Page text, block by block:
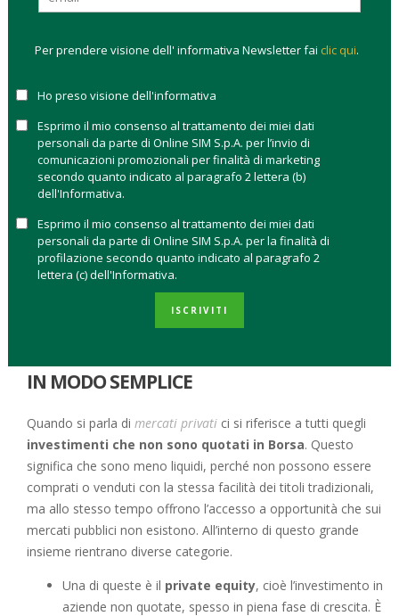
portafogli. Ma cosa vuol dire davvero investire nei mercati
semplice e concreto.
Cosa sono i mercati privati spiegati in modo
semplice
Perché oggi si parla tanto di mercati privati?
portafoglio
Come può un investitore retail inserire i mercati
privati nel proprio portafoglio?
Quali settori dei mercati privati meritano
attenzione nel 2026?
IN MODO SEMPLICE
Quando si parla di mercati privati ci si riferisce a tutti quegli
investimenti che non sono quotati in Borsa. Questo
significa che sono meno liquidi, perché non possono essere
comprati o venduti con la stessa facilità dei titoli tradizionali,
ma allo stesso tempo offrono l’accesso a opportunità che sui
mercati pubblici non esistono. All’interno di questo grande
insieme rientrano diverse categorie.
Una di queste è il private equity, cioè l’investimento in
aziende non quotate, spesso in piena fase di crescita. È
Per prendere visione dell' informativa Newsletter fai clic qui.
Ho preso visione dell'informativa
Esprimo il mio consenso al trattamento dei miei dati
personali da parte di Online SIM S.p.A. per l’invio di
comunicazioni promozionali per finalità di marketing
secondo quanto indicato al paragrafo 2 lettera (b)
dell'Informativa.
Esprimo il mio consenso al trattamento dei miei dati
personali da parte di Online SIM S.p.A. per la finalità di
profilazione secondo quanto indicato al paragrafo 2
lettera (c) dell'Informativa.
ISCRIVITI